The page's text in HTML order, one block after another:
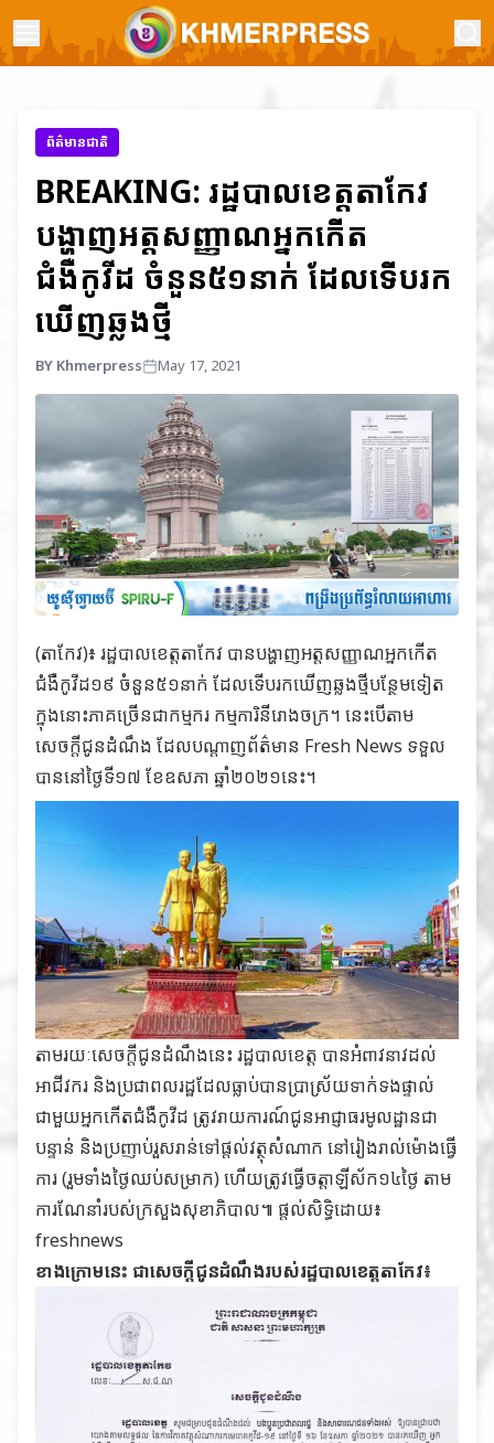
ព័ត៌មានជាតិ
BREAKING: រដ្ឋបាលខេត្តតាកែវ
បង្ហាញអត្តសញ្ញាណអ្នកកើត
ជំងឺកូវីដ ចំនួន៥១នាក់ ដែលទើបរក
ឃើញឆ្លងថ្មី
BY Khmerpress May 17, 2021
(តាកែវ)៖ រដ្ឋបាលខេត្តតាកែវ បានបង្ហាញអត្តសញ្ញាណអ្នកកើត
ជំងឺកូវីដ១៩ ចំនួន៥១នាក់ ដែលទើបរកឃើញឆ្លងថ្មីបន្ថែមទៀត
ក្នុងនោះភាគច្រើនជាកម្មករ កម្មការិនីរោងចក្រ។ នេះបើតាម
សេចក្ដីជូនដំណឹង ដែលបណ្ដាញព័ត៌មាន Fresh News ទទួល
បាននៅថ្ងៃទី១៧ ខែឧសភា ឆ្នាំ២០២១នេះ។
តាមរយៈសេចក្ដីជូនដំណឹងនេះ រដ្ឋបាលខេត្ត បានអំពាវនាវដល់
អាជីវករ និងប្រជាពលរដ្ឋដែលធ្លាប់បានប្រាស្រ័យទាក់ទងផ្ទាល់
ជាមួយអ្នកកើតជំងឺកូវីដ ត្រូវរាយការណ៍ជូនអាជ្ញាធរមូលដ្ឋានជា
បន្ទាន់ និងប្រញាប់រួសរាន់ទៅផ្ដល់វត្ថុសំណាក នៅរៀងរាល់ម៉ោងធ្វើ
ការ (រួមទាំងថ្ងៃឈប់សម្រាក) ហើយត្រូវធ្វើចត្តាឡីស័ក១៤ថ្ងៃ តាម
ការណែនាំរបស់ក្រសួងសុខាភិបាល៕ ផ្តល់សិទ្ធិដោយ៖
freshnews
ខាងក្រោមនេះ ជាសេចក្តីជូនដំណឹងរបស់រដ្ឋបាលខេត្តតាកែវ៖